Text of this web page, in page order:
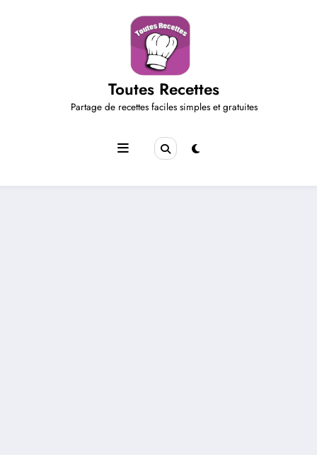
Toutes Recettes
Partage de recettes faciles simples et gratuites